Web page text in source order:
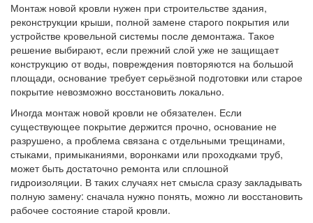
Монтаж новой кровли нужен при строительстве здания,
реконструкции крыши, полной замене старого покрытия или
устройстве кровельной системы после демонтажа. Такое
решение выбирают, если прежний слой уже не защищает
конструкцию от воды, повреждения повторяются на большой
площади, основание требует серьёзной подготовки или старое
покрытие невозможно восстановить локально.
Иногда монтаж новой кровли не обязателен. Если
существующее покрытие держится прочно, основание не
разрушено, а проблема связана с отдельными трещинами,
стыками, примыканиями, воронками или проходками труб,
может быть достаточно ремонта или сплошной
гидроизоляции. В таких случаях нет смысла сразу закладывать
полную замену: сначала нужно понять, можно ли восстановить
рабочее состояние старой кровли.